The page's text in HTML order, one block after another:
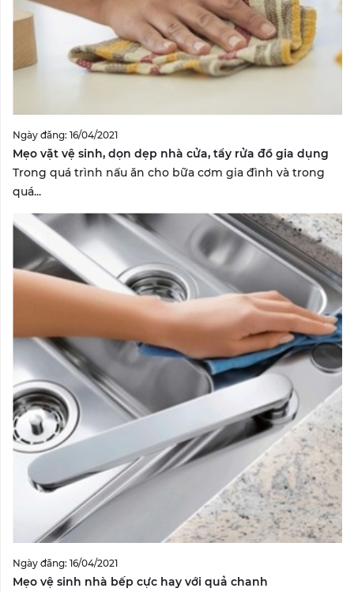
Ngày đăng: 16/04/2021
Mẹo vặt vệ sinh, dọn dẹp nhà cửa, tẩy rửa đồ gia dụng
Trong quá trình nấu ăn cho bữa cơm gia đình và trong
quá...
Ngày đăng: 16/04/2021
Mẹo vệ sinh nhà bếp cực hay với quả chanh